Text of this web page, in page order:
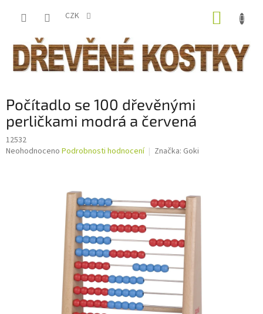
CZK
Počítadlo se 100 dřevěnými
perličkami modrá a červená
12532
Průměrné
Neohodnoceno Podrobnosti hodnocení Značka: Goki